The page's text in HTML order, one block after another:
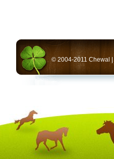
© 2004-2011 Chewal |